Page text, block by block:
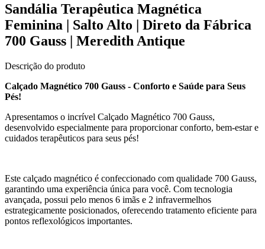
Sandália Terapêutica Magnética
Feminina | Salto Alto | Direto da Fábrica
700 Gauss | Meredith Antique
Descrição do produto
Calçado Magnético 700 Gauss - Conforto e Saúde para Seus
Pés!
Apresentamos o incrível Calçado Magnético 700 Gauss,
desenvolvido especialmente para proporcionar conforto, bem-estar e
cuidados terapêuticos para seus pés!
Este calçado magnético é confeccionado com qualidade 700 Gauss,
garantindo uma experiência única para você. Com tecnologia
avançada, possui pelo menos 6 imãs e 2 infravermelhos
estrategicamente posicionados, oferecendo tratamento eficiente para
pontos reflexológicos importantes.